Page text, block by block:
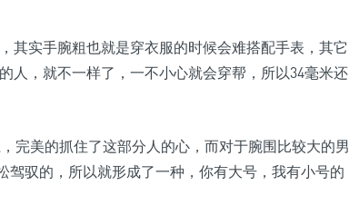
其实手腕粗也就是穿衣服的时候会难搭配手表，其它
人，就不一样了，一不小心就会穿帮，所以34毫米还
完美的抓住了这部分人的心，而对于腕围比较大的男
驾驭的，所以就形成了一种，你有大号，我有小号的